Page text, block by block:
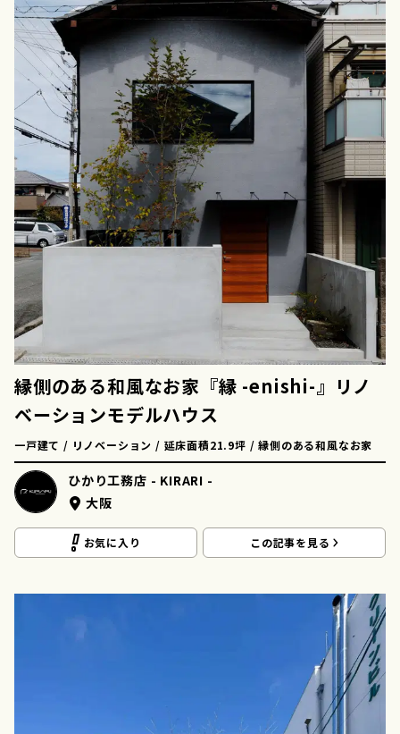
縁側のある和風なお家『縁 -enishi-』リノ
ベーションモデルハウス
一戸建て / リノベーション / 延床面積21.9坪 / 縁側のある和風なお家
ひかり工務店 - KIRARI -
大阪
お気に入り この記事を見る